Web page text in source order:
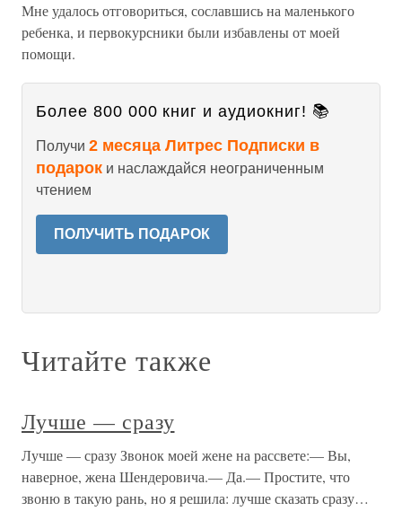
Мне удалось отговориться, сославшись на маленького
ребенка, и первокурсники были избавлены от моей
помощи.
Более 800 000 книг и аудиокниг! 📚
Получи 2 месяца Литрес Подписки в
подарок и наслаждайся неограниченным
чтением
ПОЛУЧИТЬ ПОДАРОК
Читайте также
Лучше — сразу
Лучше — сразу Звонок моей жене на рассвете:— Вы,
наверное, жена Шендеровича.— Да.— Простите, что
звоню в такую рань, но я решила: лучше сказать сразу…